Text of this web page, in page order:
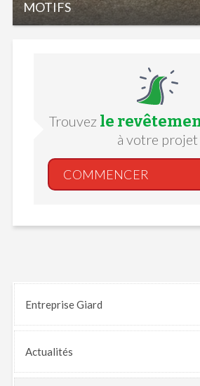
MOTIFS
Trouvez le
à votre projet
COMMENCER
Entreprise Giard
Actualités